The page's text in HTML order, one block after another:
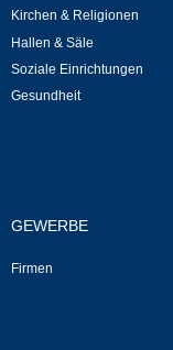
Hasenropferfest
Bücherei
Skating-/
Kirchen & Religionen
Hallen & Säle
Soziale Einrichtungen
Gesundheit
GEWERBE
Firmen